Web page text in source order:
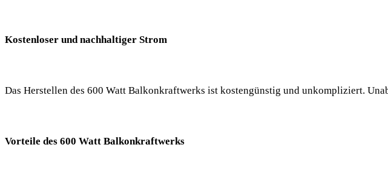
Kostenloser und nachhaltiger Strom
Das Herstellen des 600 Watt Balkonkraftwerks ist kostengünstig und unkompliziert.
Vorteile des 600 Watt Balkonkraftwerks